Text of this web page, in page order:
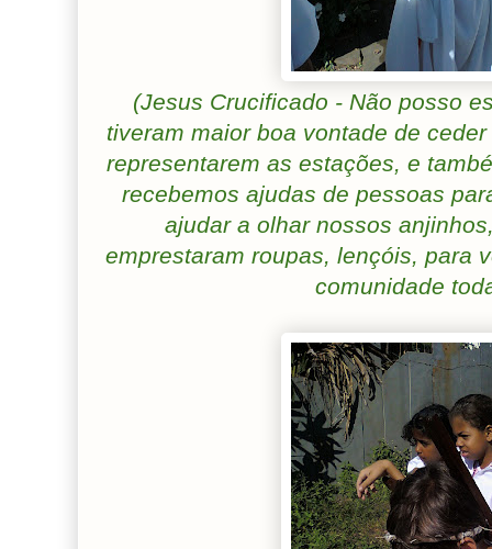
(Jesus Crucificado - Não posso
tiveram maior boa vontade de
representarem as estações, e
recebemos ajudas de pessoas
ajudar a olhar nossos
emprestaram roupas, lençóis, para
comunidade